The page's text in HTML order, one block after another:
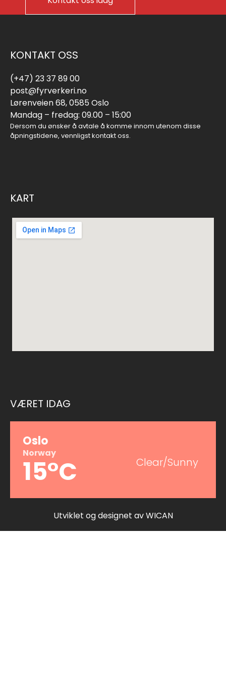
KONTAKT OSS
(+47) 23 37 89 00
post@fyrverkeri.no
Lørenveien 68, 0585 Oslo
Mandag – fredag: 09.00 – 15:00
Dersom du ønsker å avtale å komme innom utenom disse
åpningstidene, vennligst kontakt oss.
KART
VÆRET IDAG
Oslo
Norway
15°C Clear/Sunny
Utviklet og designet avWICAN